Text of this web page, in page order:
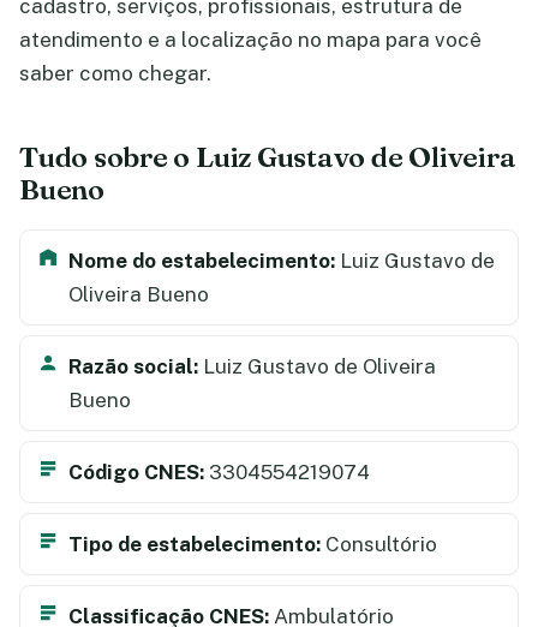
cadastro, serviços, profissionais, estrutura de
atendimento e a localização no mapa para você
saber como chegar.
Tudo sobre o Luiz Gustavo de Oliveira
Bueno
Nome do estabelecimento: Luiz Gustavo de
Oliveira Bueno
Razão social: Luiz Gustavo de Oliveira
Bueno
Código CNES: 3304554219074
Tipo de estabelecimento: Consultório
Classificação CNES: Ambulatório